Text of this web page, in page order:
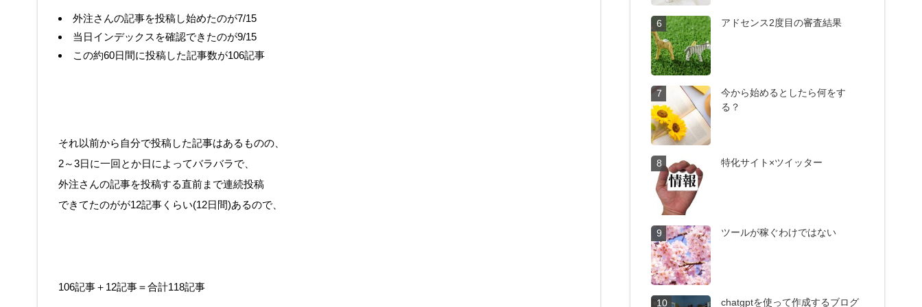
外注さんの記事を投稿し始めたのが7/15
当日インデックスを確認できたのが9/15
この約60日間に投稿した記事数が106記事
それ以前から自分で投稿した記事はあるものの、
2～3日に一回とか日によってバラバラで、
外注さんの記事を投稿する直前まで連続投稿
できてたのがが12記事くらい(12日間)あるので、
106記事＋12記事＝合計118記事
6 アドセンス2度目の審査結果
7
今から始めるとしたら何をす
る？
8 特化サイト×ツイッター
9 ツールが稼ぐわけではない
10 chatgptを使って作成するブログ